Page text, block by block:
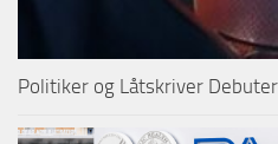
Politiker og Låtskriver